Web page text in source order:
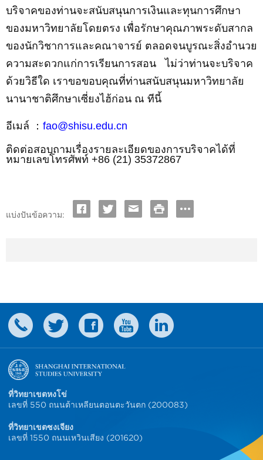
บริจาคของท่านจะสนับสนุนการเงินและทุนการศึกษา
ของมหาวิทยาลัยโดยตรง เพื่อรักษาคุณภาพระดับสากล
ของนักวิชาการและคณาจารย์ ตลอดจนบูรณะสิ่งอำนวย
ความสะดวกแก่การเรียนการสอน
ไม่ว่าท่านจะบริจาค
ด้วยวิธีใด เราขอขอบคุณที่ท่านสนับสนุนมหาวิทยาลัย
นานาชาติศึกษาเซี่ยงไฮ้ก่อน ณ ทีนี้
อีเมล์ ： fao@shisu.edu.cn
ติดต่อสอบถามเรื่องรายละเอียดของการบริจาคได้ที่
หมายเลขโทรศัพท์ +86 (21) 35372867
แบ่งปันข้อความ:
ที่วิทยาเขตหงโข่
เลขที่ 550 ถนนต้าเหลียนตอนตะวันตก (200083)
ที่วิทยาเขตซงเจียง
เลขที่ 1550 ถนนเหวินเสียง (201620)